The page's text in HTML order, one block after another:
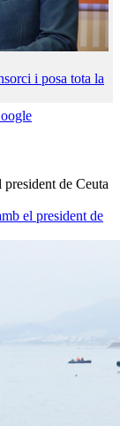
i posa tota la
el president de